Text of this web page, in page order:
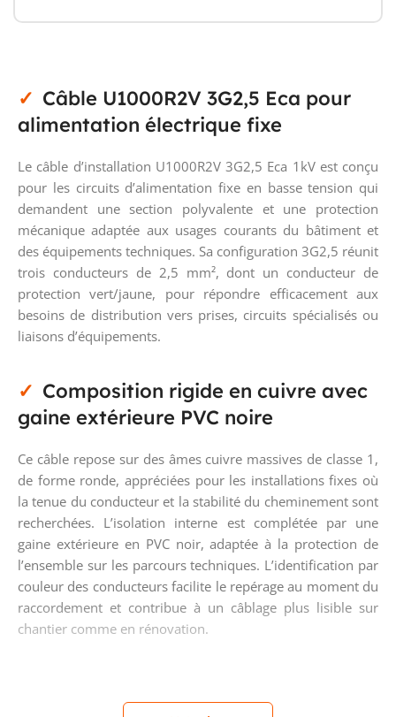
Câble U1000R2V 3G2,5 Eca pour
alimentation électrique fixe
Le câble d’installation U1000R2V 3G2,5 Eca 1kV est conçu
pour les circuits d’alimentation fixe en basse tension qui
demandent une section polyvalente et une protection
mécanique adaptée aux usages courants du bâtiment et
des équipements techniques. Sa configuration 3G2,5 réunit
trois conducteurs de 2,5 mm², dont un conducteur de
protection vert/jaune, pour répondre efficacement aux
besoins de distribution vers prises, circuits spécialisés ou
liaisons d’équipements.
Composition rigide en cuivre avec
gaine extérieure PVC noire
Ce câble repose sur des âmes cuivre massives de classe 1,
de forme ronde, appréciées pour les installations fixes où
la tenue du conducteur et la stabilité du cheminement sont
recherchées. L’isolation interne est complétée par une
gaine extérieure en PVC noir, adaptée à la protection de
l’ensemble sur les parcours techniques. L’identification par
couleur des conducteurs facilite le repérage au moment du
raccordement et contribue à un câblage plus lisible sur
chantier comme en rénovation.
circuits courants